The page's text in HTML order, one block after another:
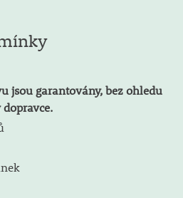
jsou garantovány, bez ohledu